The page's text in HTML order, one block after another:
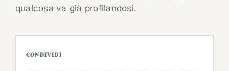
qualcosa va già profilandosi.
CONDIVIDI